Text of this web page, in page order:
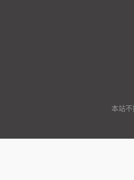
本站